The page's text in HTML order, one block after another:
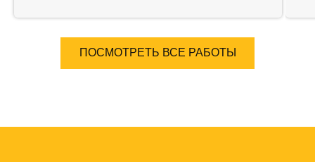
ПОСМОТРЕТЬ ВСЕ РАБОТЫ